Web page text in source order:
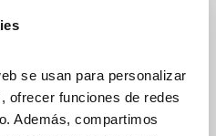
se usan para personalizar
ofrecer funciones de redes
Además, compartimos
por la Universidad de
, imparte elCiclo de Sonido para